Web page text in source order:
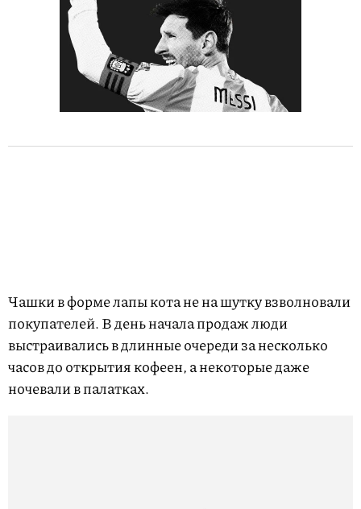
Чашки в форме лапы кота не на шутку взволновали
покупателей. В день начала продаж люди
выстраивались в длинные очереди за несколько
часов до открытия кофеен, а некоторые даже
ночевали в палатках.